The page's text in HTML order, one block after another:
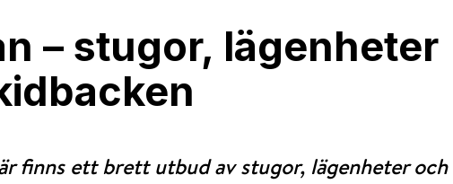
– stugor, lägenheter
finns ett brett utbud av stugor, lägenheter och